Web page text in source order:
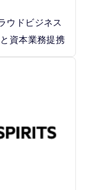
ウドビジネス
資本業務提携